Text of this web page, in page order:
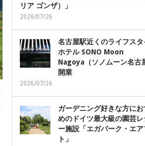
リア ゴンザ）」
2026/07/26
名古屋駅近くのライフス
ホテル SONO Moon
Nagoya（ソノムーン名古
開業
2026/07/26
ガーデニング好きな方に
めのドイツ最大級の園芸レ
ー施設「エガパーク・エ
ト」